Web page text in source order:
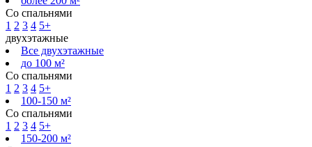
Со спальнями
1 2 3 4 5+
двухэтажные
Все двухэтажные
до 100 м²
Со спальнями
1 2 3 4 5+
100-150 м²
Со спальнями
1 2 3 4 5+
150-200 м²